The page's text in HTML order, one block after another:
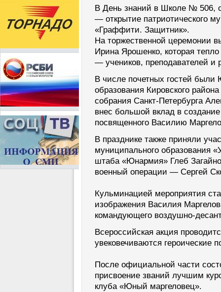
В День знаний в Школе № 506,
— открытие патриотического
«Граффити. Защитник».
На торжественной церемонии
Ирина Ярошенко, которая
— учеников, преподавателей и
В числе почетных гостей были
образования Кировского
собрания Санкт-Петербурга
внес большой вклад в
посвященного Василию
В празднике также приняли
муниципального образования
штаба «Юнармия» Глеб
военный операции — Сергей
Кульминацией мероприятия
изображения Василия
командующего воздушно-
Всероссийская акция
увековечиваются героические
После официальной части
присвоение званий лучшим
клуба «Юный маргеловец».